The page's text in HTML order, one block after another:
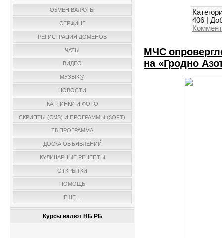
ОБМЕН ВАЛЮТЫ
СЕРФИНГ
РЕГИСТРАЦИЯ ДОМЕНОВ
ЧАТЫ
ВИДЕО
МУЗЫК@
НОВОСТИ
КАРТИНКИ И ФОТО
СКРИПТЫ (CMS) И ПРОГРАММЫ (SOFT)
ТВ ПРОГРАММА
ДОСКА ОБЪЯВЛЕНИЙ
КУЛИНАРНЫЕ РЕЦЕПТЫ
ОТКРЫТКИ
ПОМОЩЬ
ЕЩЕ...
Курсы валют НБ РБ
406
МЧС
на «Гродно